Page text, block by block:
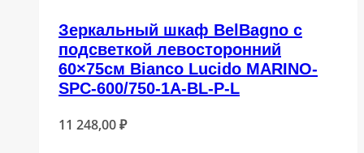
Зеркальный шкаф BelBagno с
подсветкой левосторонний
60×75см Bianco Lucido MARINO-
SPC-600/750-1A-BL-P-L
11 248,00₽